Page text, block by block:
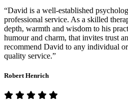
“David is a well-established
professional service. As a skilled
depth, warmth and wisdom to his
humour and charm, that invites trust
recommend David to any individual
quality service.”
Robert Henrich